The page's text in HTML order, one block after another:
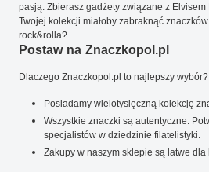
pasją. Zbierasz gadżety związane z
Twojej kolekcji miałoby zabraknąć
rock&rolla?
Postaw na Znaczkopol.pl
Dlaczego Znaczkopol.pl to najlepszy
Posiadamy wielotysięczną kolekcję
Wszystkie znaczki są autentyczne.
specjalistów w dziedzinie filatelistyki.
Zakupy w naszym sklepie są łatwe